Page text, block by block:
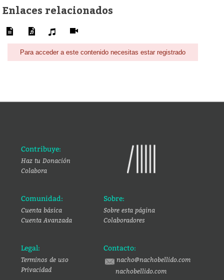
Enlaces relacionados
Para acceder a este contenido necesitas estar registrado
Contribuye:
Haz tu Donación
Colabora
Comunidad:
Cuenta básica
Cuenta Avanzada
Sobre:
Sobre esta página
Colaboradores
Legal:
Terminos de uso
Privacidad
Contacto:
nacho@nachobellido.com
nachobellido.com